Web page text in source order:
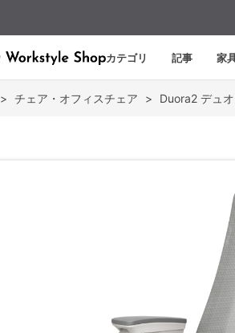
カテゴリ 記事 家
> チェア・オフィスチェア > Duora2 デュ